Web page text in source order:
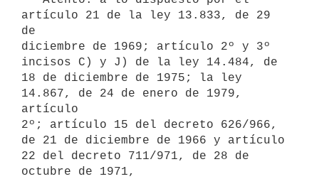
artículo 21 de la ley 13.833, de 29
de
diciembre de 1969; artículo 2º y 3º
incisos C) y J) de la ley 14.484, de
18 de diciembre de 1975; la ley
14.867, de 24 de enero de 1979,
artículo
2º; artículo 15 del decreto 626/966,
de 21 de diciembre de 1966 y artículo
22 del decreto 711/971, de 28 de
octubre de 1971,